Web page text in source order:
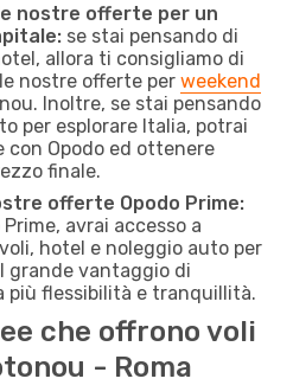
nostre offerte per un
se stai pensando di
allora ti consigliamo di
nostre offerte per weekend
Inoltre, se stai pensando
per esplorare Italia, potrai
con Opodo ed ottenere
finale.
offerte Opodo Prime:
avrai accesso a
hotel e noleggio auto per
grande vantaggio di
più flessibilità e tranquillità.
che offrono voli
- Roma